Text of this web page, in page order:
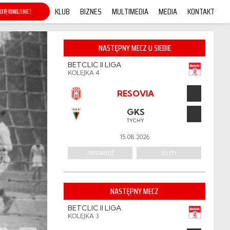
ONLINE! KLUB BIZNES MULTIMEDIA MEDIA KONTAKT
NASTĘPNY MECZ U SIEBIE
BETCLIC II LIGA
KOLEJKA 4
RESOVIA
GKS
TYCHY
15.08.2026
ZAPOWIEDŹ BILETY
NASTĘPNY MECZ
BETCLIC II LIGA
KOLEJKA 3